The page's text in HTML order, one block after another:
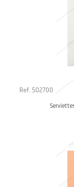
Ref. 502700